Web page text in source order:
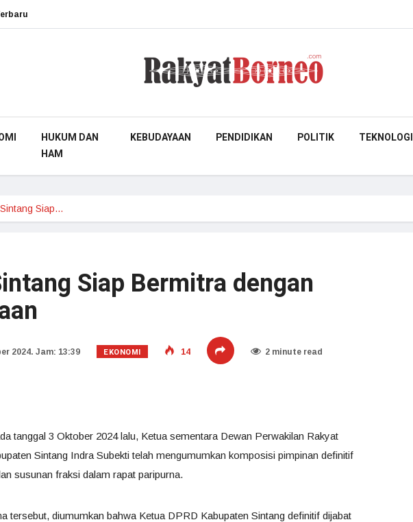
HUKUM DAN
HAM
KEBUDAYAAN PENDIDIKAN POLITIK TEKNOLOGI
Siap…
Siap Bermitra dengan
2024. Jam: 13:39 EKONOMI 14 2 minute read
tanggal 3 Oktober 2024 lalu, Ketua sementara Dewan Perwakilan Rakyat
Sintang Indra Subekti telah mengumumkan komposisi pimpinan definitif
susunan fraksi dalam rapat paripurna.
tersebut, diumumkan bahwa Ketua DPRD Kabupaten Sintang definitif dijabat